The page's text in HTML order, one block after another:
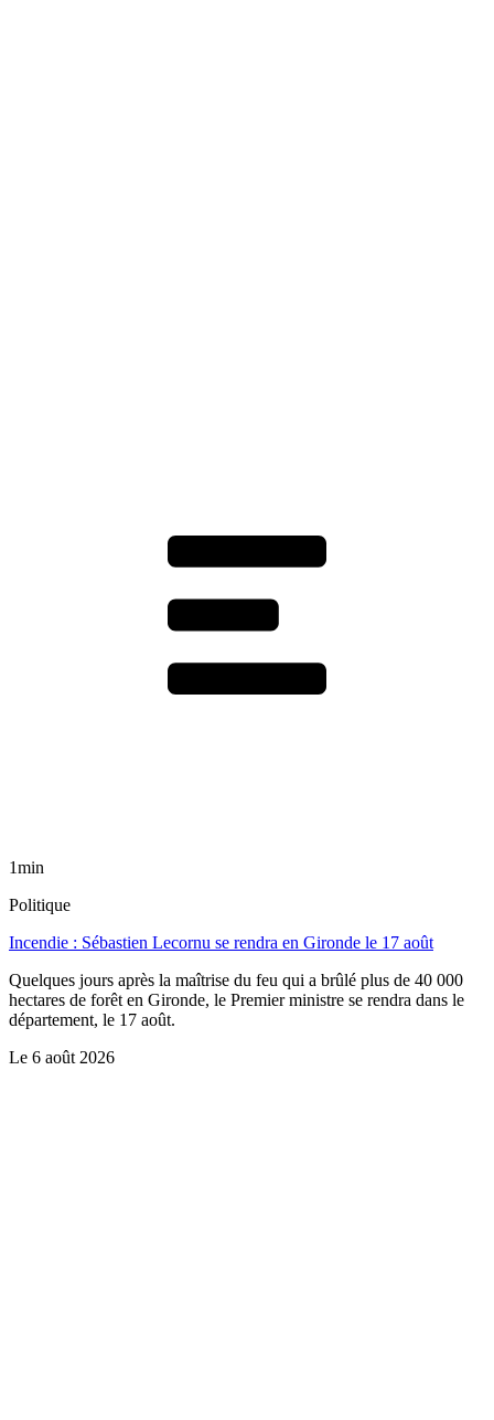
1min
Politique
Incendie : Sébastien Lecornu se rendra en Gironde le 17 août
Quelques jours après la maîtrise du feu qui a brûlé plus de 40 000
hectares de forêt en Gironde, le Premier ministre se rendra dans le
département, le 17 août.
Le 6 août 2026